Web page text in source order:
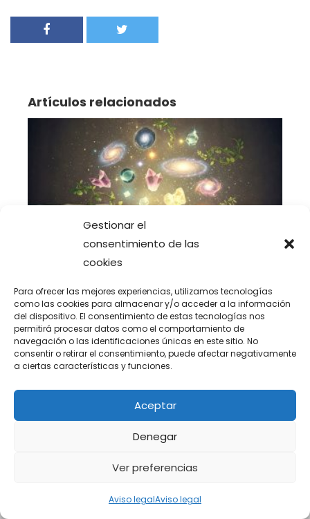
Gestionar el
consentimiento de las
cookies
Para ofrecer las mejores experiencias, utilizamos tecnologías
como las cookies para almacenar y/o acceder a la información
del dispositivo. El consentimiento de estas tecnologías nos
permitirá procesar datos como el comportamiento de
navegación o las identificaciones únicas en este sitio. No
consentir o retirar el consentimiento, puede afectar negativamente
a ciertas características y funciones.
Aceptar
Denegar
Ver preferencias
Aviso legalAviso legal
Artículos relacionados
El Espejo Onírico: Desvelando el Significado
Oculto de tus Sueños
navegando aceptas su uso.
Aceptar